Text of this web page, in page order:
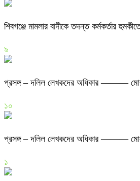
শিবগঞ্জে মামলার বাদীকে তদন্ত কর্মকর্তার
৯
প্রসঙ্গ – দলিল লেখকদের অধিকার ———
১০
প্রসঙ্গ – দলিল লেখকদের অধিকার ———
১